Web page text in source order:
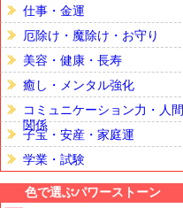
仕事・金運
厄除け・魔除け・お守り
美容・健康・長寿
癒し・メンタル強化
コミュニケーション力・人間
関係
子宝・安産・家庭運
学業・試験
色で選ぶパワーストーン